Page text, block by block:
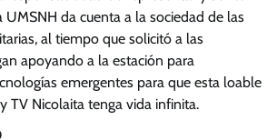
da cuenta a la sociedad de las
al tiempo que solicitó a las
apoyando a la estación para
emergentes para que esta loable
TV Nicolaita tenga vida infinita.